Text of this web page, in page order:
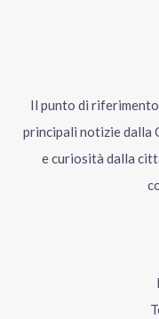
Il punto di
principali notizie dalla
e curiosità dalla